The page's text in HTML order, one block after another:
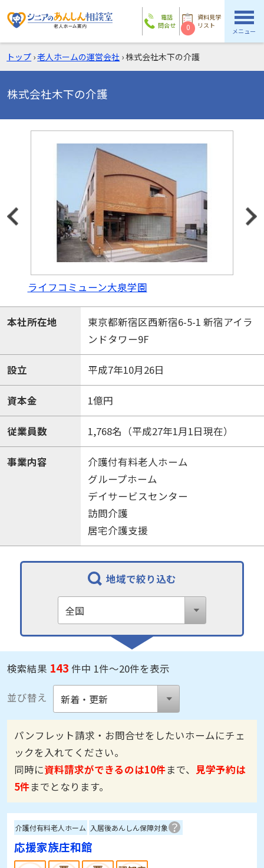
電話
問合せ
資料見学
リスト
0 メニュー
トップ ›老人ホームの運営会社 ›株式会社木下の介護
株式会社木下の介護
リアンレーヴ飯能
本社所在地
東京都新宿区西新宿6-5-1 新宿アイラ
ンドタワー9F
設立 平成7年10月26日
資本金 1億円
従業員数 1,768名（平成27年1月1日現在）
事業内容
介護付有料老人ホーム
グループホーム
デイサービスセンター
訪問介護
居宅介護支援
地域で絞り込む
検索結果 143 件中 1件～20件を表示
並び替え
パンフレット請求・お問合せをしたいホームにチェ
ックを入れてください。
同時に資料請求ができるのは10件まで、 見学予約は
5件までとなります。
介護付有料老人ホーム 入居後あんしん保障対象
応援家族庄和館